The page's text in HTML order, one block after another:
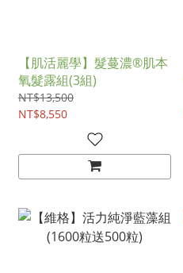
【肌活麗學】髮蔓濃®肌本
氧髮露組(3組)
NT$13,500
NT$8,550